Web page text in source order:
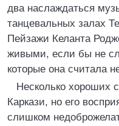
два наслаждаться
танцевальных залах
Пейзажи Келанта
живыми, если бы не
которые она считала
Несколько хороших
Каркази, но его
слишком